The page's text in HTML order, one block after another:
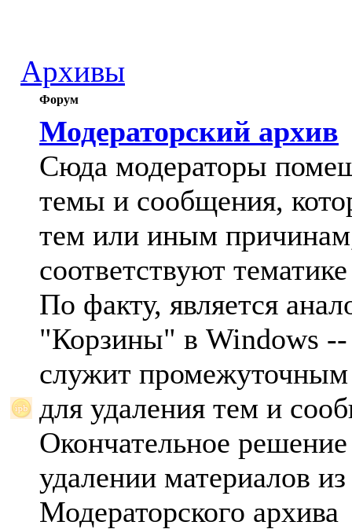
Архивы
Форум
Модераторский архив
Сюда модераторы
темы и сообщения,
тем или иным
соответствуют
По факту, является
"Корзины" в Windows --
служит промежуточным
для удаления тем и
Окончательное
удалении материалов из
Модераторского архива